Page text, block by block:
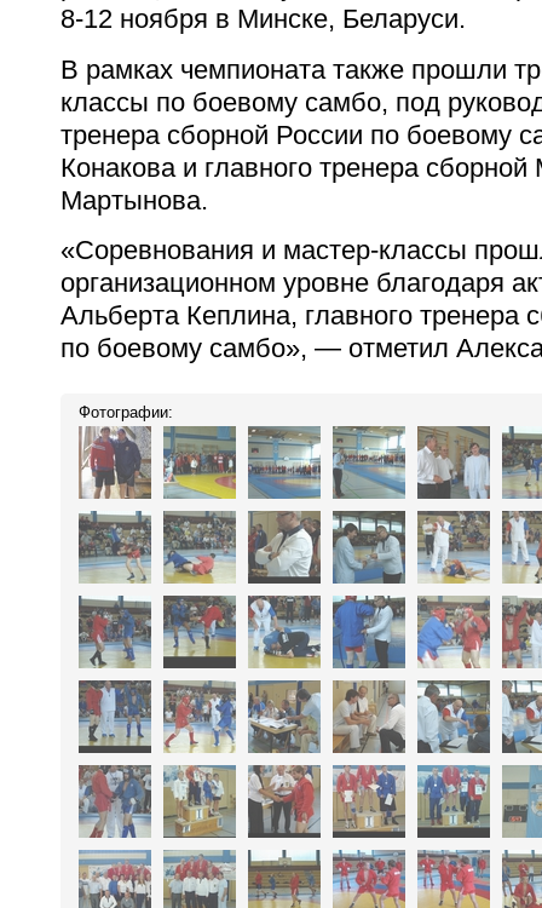
8-12 ноября в Минске, Беларуси.
В рамках чемпионата также прошли
классы по боевому самбо, под
тренера сборной России по боевому
Конакова и главного тренера
Мартынова.
«Соревнования и мастер-классы
организационном уровне благодаря
Альберта Кеплина, главного тренера
по боевому самбо», — отметил
Фотографии: